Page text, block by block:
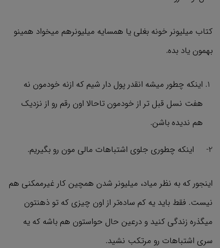
کتاب میلیونر خونه بغلی یا همسایه میلیونرهم میخواد همینو
بهمون یاد بده.
اینکه چطور میشه انقدر پول دار شیم که ازنه خودمون نه
هفت نسل قبل تر از خودمون تاحالا اون رقم رو از نزدیک
هم ندیده باشن.
2- اینکه چطوری جلوی اشتباهات مالی مون رو بگیریم.
اینجور که به نظر میاد، میلیونر شدن همچین کار غیرممکنی هم
نیست. فقط باید یه کم ساده‌تر از اون چیزی که تو ذهنتون
میگذره زندگی کنید و درعین حال حواستون هم باشه که یه
سری اشتباهات رو مرتکب نشید.